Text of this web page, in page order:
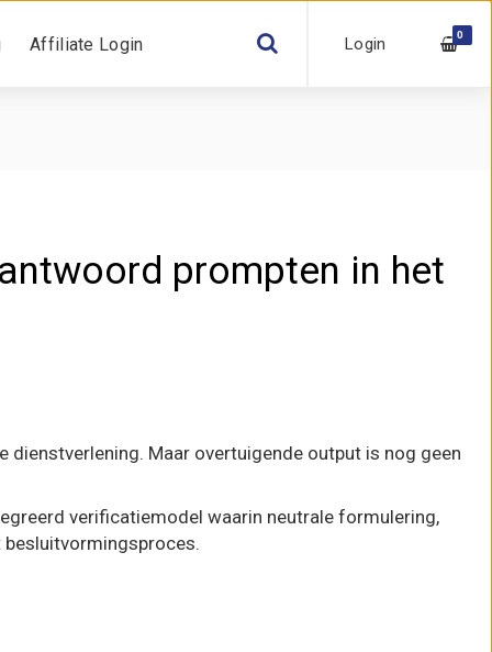
Affiliate Login Login 0
prompten in het
Maar overtuigende output is nog geen
verificatiemodel waarin neutrale formulering,
besluitvormingsproces.